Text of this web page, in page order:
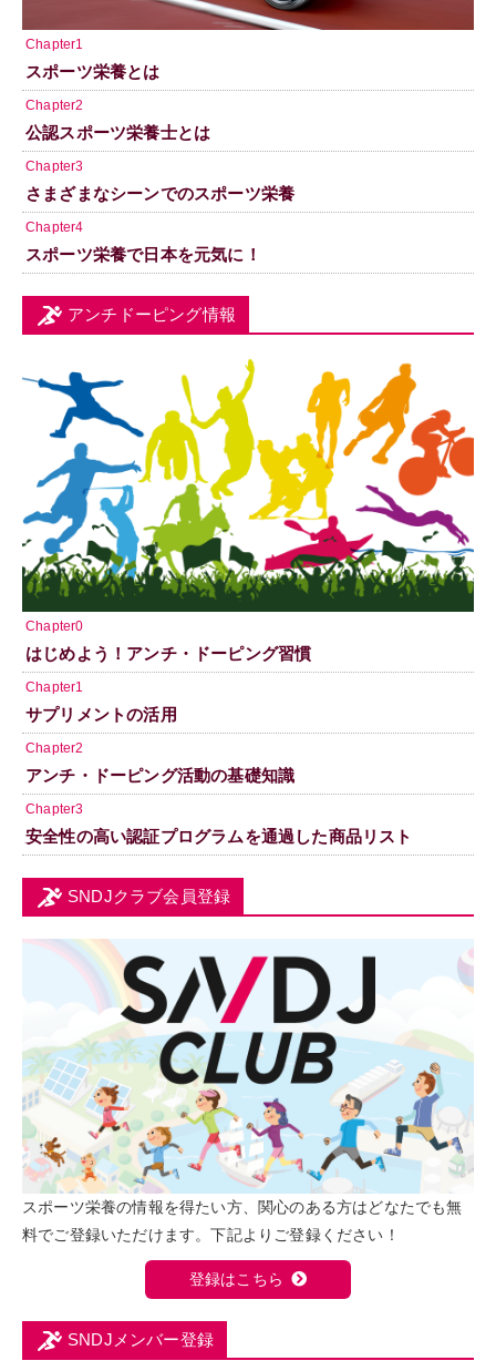
Chapter1
スポーツ栄養とは
Chapter2
公認スポーツ栄養士とは
Chapter3
さまざまなシーンでのスポーツ栄養
Chapter4
スポーツ栄養で日本を元気に！
アンチドーピング情報
Chapter0
はじめよう！アンチ・ドーピング習慣
Chapter1
サプリメントの活用
Chapter2
アンチ・ドーピング活動の基礎知識
Chapter3
安全性の高い認証プログラムを通過した商品リスト
SNDJクラブ会員登録
スポーツ栄養の情報を得たい方、関心のある方はどなたでも無
料でご登録いただけます。下記よりご登録ください！
登録はこちら
SNDJメンバー登録